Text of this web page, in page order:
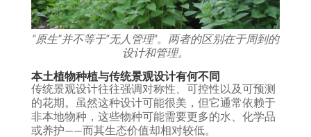
“原生”并不等于“无人管理”。两者的区别在于周到的
设计和管理。
本土植物种植与传统景观设计有何不同
传统景观设计往往强调对称性、可控性以及可预测
的花期。虽然这种设计可能很美，但它通常依赖于
非本地物种，这些物种可能需要更多的水、化学品
或养护——而其生态价值却相对较低。